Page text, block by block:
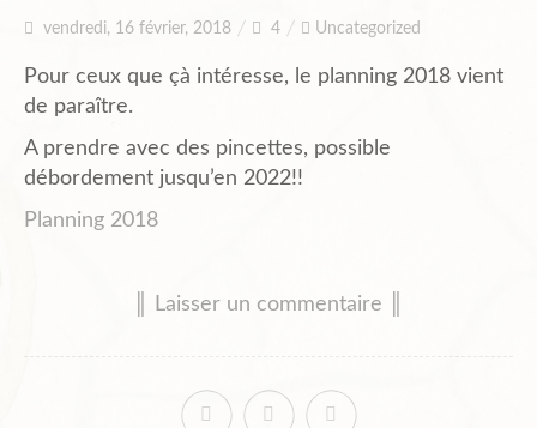
Biblio.
vendredi, 16 février, 2018 4 Uncategorized
Pour ceux que çà intéresse, le planning 2018 vient
de paraître.
A prendre avec des pincettes, possible
débordement jusqu’en 2022!!
Planning 2018
║ Laisser un commentaire ║